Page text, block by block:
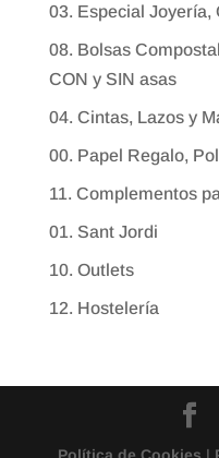
03. Especial
08. Bolsas
CON y SIN asas
04. Cintas, Lazos y
00. Papel Regalo,
11. Complementos
01. Sant Jordi
10. Outlets
12. Hostelería
Política de Cookies |